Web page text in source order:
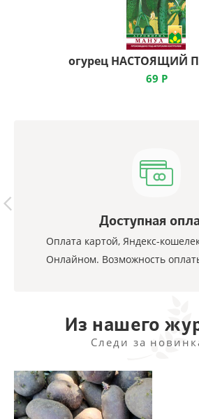
69 Р
Доступная
Оплата картой, Яндекс-
Онлайном. Возможность
Из нашего
Следи за